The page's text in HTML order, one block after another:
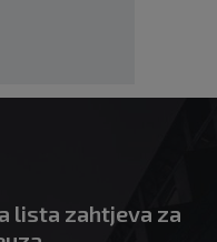
lista zahtjeva za